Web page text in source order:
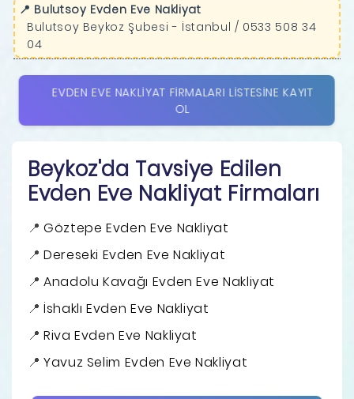
📍 Bulutsoy Evden Eve Nakliyat
Bulutsoy Beykoz Şubesi - İstanbul / 0533 508 34
04
EVDEN EVE NAKLIYAT FIRMALARI LISTESINE KAYIT
OL
Beykoz'da Tavsiye Edilen
Evden Eve Nakliyat Firmaları
Göztepe Evden Eve Nakliyat
Dereseki Evden Eve Nakliyat
Anadolu Kavağı Evden Eve Nakliyat
İshaklı Evden Eve Nakliyat
Riva Evden Eve Nakliyat
Yavuz Selim Evden Eve Nakliyat